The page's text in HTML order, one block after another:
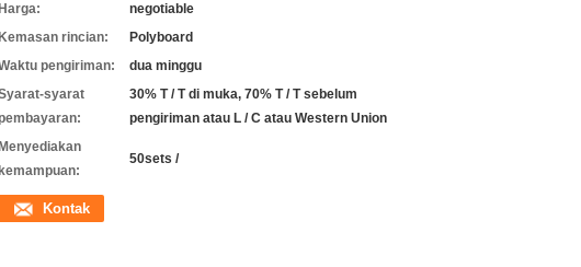
Harga:
negotiable
Kemasan rincian:
Polyboard
pengiriman:
dua minggu
syarat
30% T / T di muka, 70% T / T sebelum
pengiriman atau L / C atau Western Union
Menyediakan
kemampuan:
50sets /
Kontak